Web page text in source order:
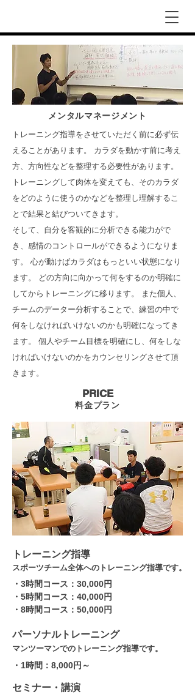
​メンタルマネージメント
トレーニング指導をさせていただく前に必ず伝
えることがあります。 カラダを動かす前に考え
方、方向性などを整理する必要性があります。
トレーニングして肉体を変えても、そのカラダ
をどのように使うのかなどを整理し理解するこ
とで結果と結びついてきます。
そして、自分を客観的に分析できる能力がで
き、感情のコントロールができるようになりま
す。 心が動けばカラダはもっといい状態になり
ます。 どの方向に向かって何をするのか明確に
してからトレーニングに移ります。 また個人、
チームのデーター分析することで、練習の中で
何をしなければいけないのかも明確になってき
ます。 個人やチーム目標を明確にし、何をしな
ければいけないのかをカウンセリングさせて頂
きます。
​PRICE
​料金プラン
​トレーニング指導
​スポーツチーム全体へのトレーニング指導です。
​・3時間コース：30,000円
​・5時間コース：40,000円
​・8時間コース：50,000円
​パーソナルトレーニング
​マンツーマンでのトレーニング指導です。
​・1時間：8,000円～
​セミナー・講演